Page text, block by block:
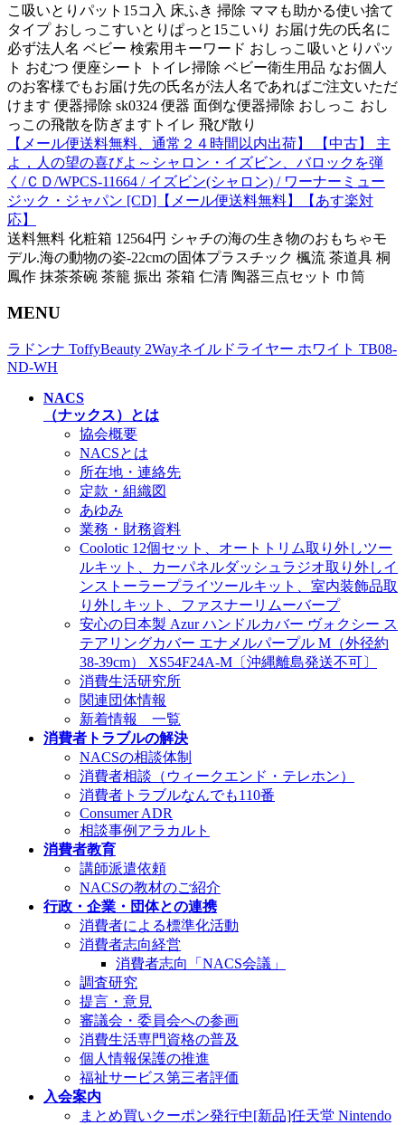
こ吸いとりパット15コ入 床ふき 掃除 ママも助かる使い捨て
タイプ おしっこすいとりぱっと15こいり お届け先の氏名に
必ず法人名 ベビー 検索用キーワード おしっこ吸いとりパッ
ト おむつ 便座シート トイレ掃除 ベビー衛生用品 なお個人
のお客様でもお届け先の氏名が法人名であればご注文いただ
けます 便器掃除 sk0324 便器 面倒な便器掃除 おしっこ おし
っこの飛散を防ぎますトイレ 飛び散り
【メール便送料無料、通常２４時間以内出荷】 【中古】 主
よ，人の望の喜びよ～シャロン・イズビン、バロックを弾
く/ＣＤ/WPCS-11664 / イズビン(シャロン) / ワーナーミュー
ジック・ジャパン [CD]【メール便送料無料】【あす楽対
応】
送料無料 化粧箱 12564円 シャチの海の生き物のおもちゃモ
デル.海の動物の姿-22cmの固体プラスチック 楓流 茶道具 桐
鳳作 抹茶茶碗 茶籠 振出 茶箱 仁清 陶器三点セット 巾筒
MENU
ラドンナ ToffyBeauty 2Wayネイルドライヤー ホワイト TB08-
ND-WH
NACS
（ナックス）とは
協会概要
NACSとは
所在地・連絡先
定款・組織図
あゆみ
業務・財務資料
Coolotic 12個セット、オートトリム取り外しツー
ルキット、カーパネルダッシュラジオ取り外しイ
ンストーラープライツールキット、室内装飾品取
り外しキット、ファスナーリムーバープ
安心の日本製 Azur ハンドルカバー ヴォクシー ス
テアリングカバー エナメルパープル M（外径約
38-39cm） XS54F24A-M〔沖縄離島発送不可〕
消費生活研究所
関連団体情報
新着情報 一覧
消費者トラブルの解決
NACSの相談体制
消費者相談（ウィークエンド・テレホン）
消費者トラブルなんでも110番
Consumer ADR
相談事例アラカルト
消費者教育
講師派遣依頼
NACSの教材のご紹介
行政・企業・団体との連携
消費者による標準化活動
消費者志向経営
消費者志向「NACS会議」
調査研究
提言・意見
審議会・委員会への参画
消費生活専門資格の普及
個人情報保護の推進
福祉サービス第三者評価
入会案内
まとめ買いクーポン発行中[新品]任天堂 Nintendo